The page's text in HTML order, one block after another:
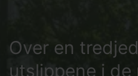
Over en
utslippene i de